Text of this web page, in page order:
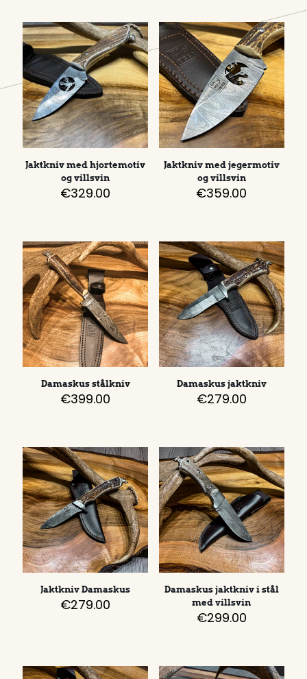
Jaktkniv med hjortemotiv
og villsvin
€329.00
Jaktkniv med jegermotiv
og villsvin
€359.00
Damaskus stålkniv
€399.00
Damaskus jaktkniv
€279.00
Jaktkniv Damaskus
€279.00
Damaskus jaktkniv i stål
med villsvin
€299.00